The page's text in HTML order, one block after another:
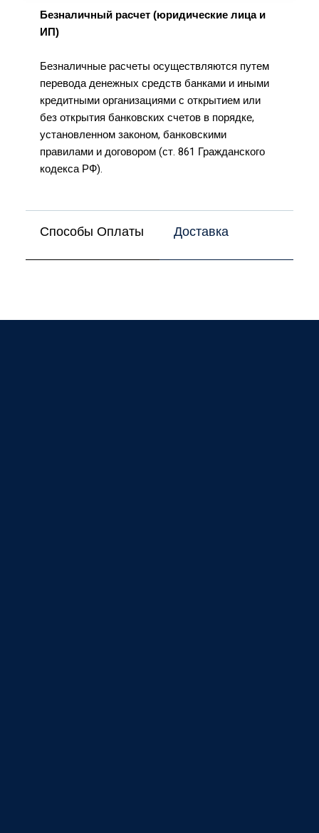
Безналичный расчет (юридические лица и
ИП)
Безналичные расчеты осуществляются путем
перевода денежных средств банками и иными
кредитными организациями с открытием или
без открытия банковских счетов в порядке,
установленном законом, банковскими
правилами и договором (ст. 861 Гражданского
кодекса РФ).
Способы Оплаты Доставка